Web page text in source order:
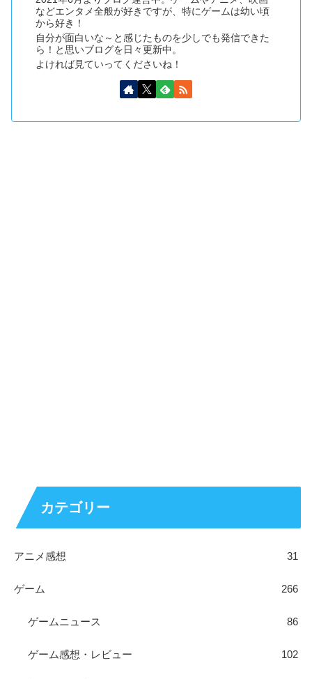
などエンタメ全般が好きですが、特にゲームは幼い頃
から好き！
自分が面白いな～と感じたものを少しでも発信できた
ら！と思いブログを日々更新中。
よければ見ていってくださいね！
カテゴリー
アニメ感想 31
ゲーム 266
ゲームニュース 86
ゲーム感想・レビュー 102